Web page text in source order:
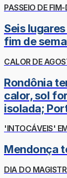
PASSEIO DE
Seis
fim de
CALOR DE
Rondônia
calor, sol
isolada;
'INTOCÁVEIS'
Mendonça
DIA DO